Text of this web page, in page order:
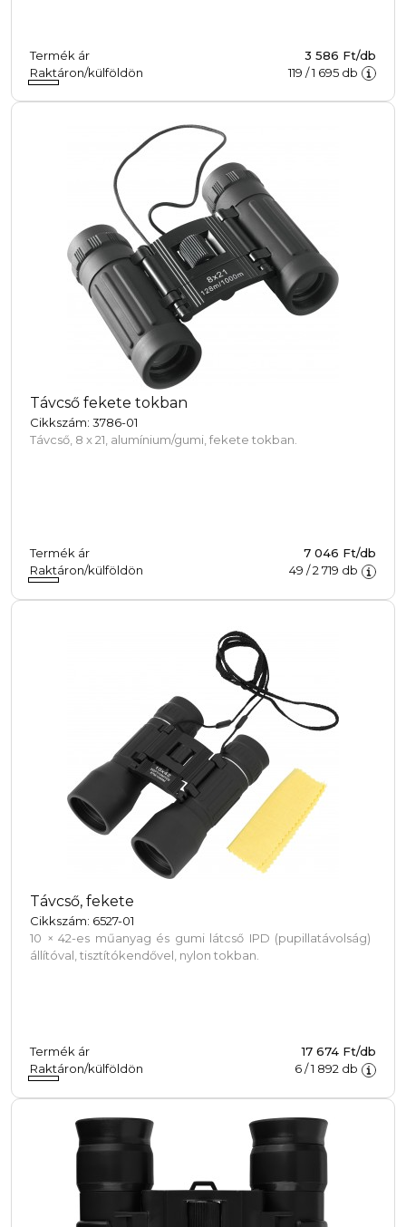
Termék ár
3 586 Ft/db
Raktáron/külföldön
119 /1 695 db
Távcső fekete tokban
Cikkszám: 3786-01
Távcső, 8 x 21, alumínium/gumi, fekete tokban.
Termék ár
7 046 Ft/db
Raktáron/külföldön
49 /2 719 db
Távcső, fekete
Cikkszám: 6527-01
10 × 42-es műanyag és gumi látcső IPD (pupillatávolság)
állítóval, tisztítókendővel, nylon tokban.
Termék ár
17 674 Ft/db
Raktáron/külföldön
6/1 892 db